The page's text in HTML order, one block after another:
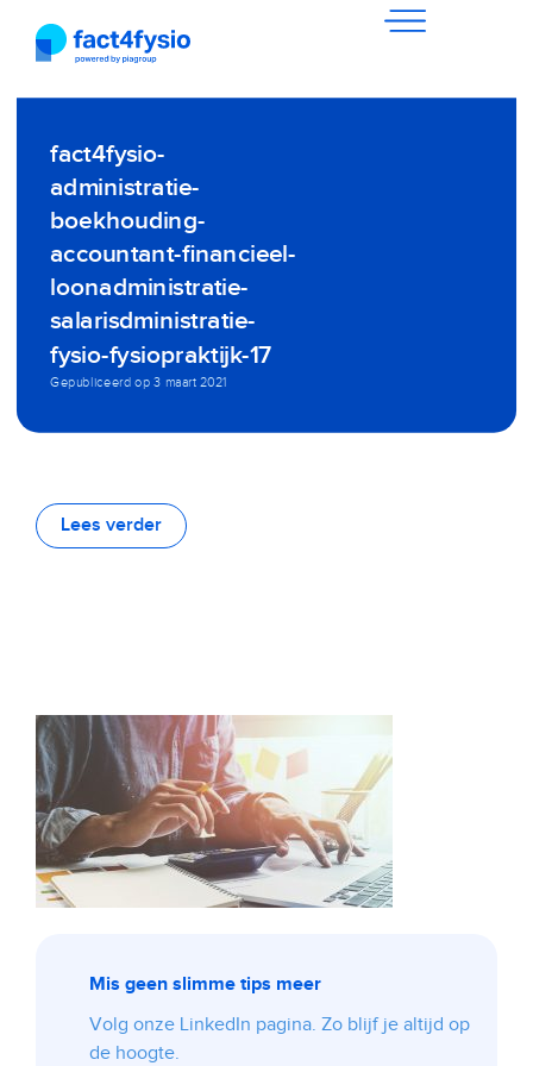
fact4fysio-
administratie-
boekhouding-
accountant-financieel-
loonadministratie-
salarisdministratie-
fysio-fysiopraktijk-17
Gepubliceerd op 3 maart 2021
Lees verder
Mis geen slimme tips meer
Volg onze LinkedIn pagina. Zo blijf je altijd op
de hoogte.